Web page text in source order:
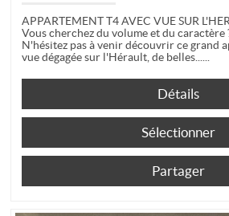
APPARTEMENT T4 AVEC VUE SUR
Vous cherchez du volume et du caractère
N'hésitez pas à venir découvrir ce grand
vue dégagée sur l'Hérault, de belles...
Détails
Sélectionner
Partager